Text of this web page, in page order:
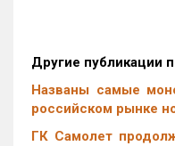
Другие публикации
Названы самые
российском рынке
ГК Самолет